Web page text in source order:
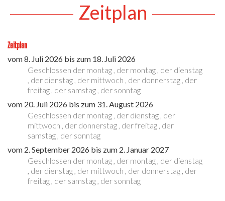
Zeitplan
Zeitplan
vom8. Juli 2026 bis zum 18. Juli 2026
Geschlossen der montag , der montag , der dienstag
, der dienstag , der mittwoch , der donnerstag , der
freitag , der samstag , der sonntag
vom 20. Juli 2026 bis zum 31. August 2026
Geschlossen der montag , der dienstag , der
mittwoch , der donnerstag , der freitag , der
samstag , der sonntag
vom 2. September 2026 bis zum 2. Januar 2027
Geschlossen der montag , der montag , der dienstag
, der dienstag , der mittwoch , der donnerstag , der
freitag , der samstag , der sonntag